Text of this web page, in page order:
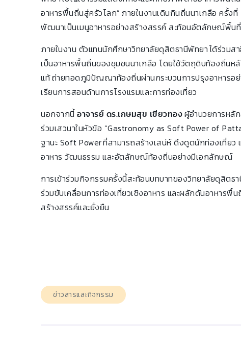
อาหารพื้นถิ่นสู่ครัวโลก” ภายในงานเดินกินถิ่นนาเกลือ ครั้ง
พัฒนาเป็นเมนูอาหารอย่างสร้างสรรค์ สะท้อนอัตลักษณ์พื้น
ภายในงาน ตัวแทนนักศึกษาวิทยาลัยดุสิตธานีพัทยา ได้ร่วมส
เป็นอาหารพื้นถิ่นของชุมชนนาเกลือ โดยใช้วัตถุดิบท้องถิ่นห
แท้ ถ่ายทอดภูมิปัญญาท้องถิ่นผ่านกระบวนการปรุงอาหารอ
เรียนการสอนด้านการโรงแรมและการท่องเที่ยว
นอกจากนี้อาจารย์ ดร.เกษมสุข เขียวทองผู้อำนวยการหลัก
ร่วมเสวนาในหัวข้อ “Gastronomy as Soft Power of
ฐานะ Soft Power ที่สามารถสร้างเสน่ห์ ดึงดูดนักท่องเที่ย
อาหาร วัฒนธรรม และอัตลักษณ์ท้องถิ่นอย่างมีเอกลักษณ์
การเข้าร่วมกิจกรรมครั้งนี้สะท้อนบทบาทของวิทยาลัยดุสิต
ร่วมขับเคลื่อนการท่องเที่ยวเชิงอาหาร และผลักดันอาหารพื้น
สร้างสรรค์และยั่งยืน
ข่าวสารและกิจกรรม